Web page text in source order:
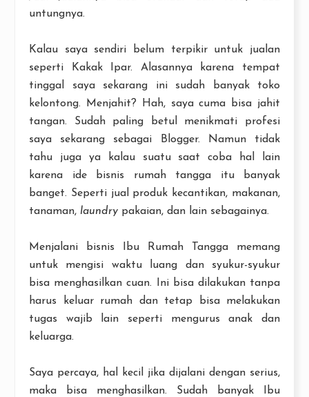
untungnya.
Kalau saya sendiri belum terpikir untuk jualan
seperti Kakak Ipar. Alasannya karena tempat
tinggal saya sekarang ini sudah banyak toko
kelontong. Menjahit? Hah, saya cuma bisa jahit
tangan. Sudah paling betul menikmati profesi
saya sekarang sebagai Blogger. Namun tidak
tahu juga ya kalau suatu saat coba hal lain
karena ide bisnis rumah tangga itu banyak
banget. Seperti jual produk kecantikan, makanan,
tanaman, laundry pakaian, dan lain sebagainya.
Menjalani bisnis Ibu Rumah Tangga memang
untuk mengisi waktu luang dan syukur-syukur
bisa menghasilkan cuan. Ini bisa dilakukan tanpa
harus keluar rumah dan tetap bisa melakukan
tugas wajib lain seperti mengurus anak dan
keluarga.
Saya percaya, hal kecil jika dijalani dengan serius,
maka bisa menghasilkan. Sudah banyak Ibu